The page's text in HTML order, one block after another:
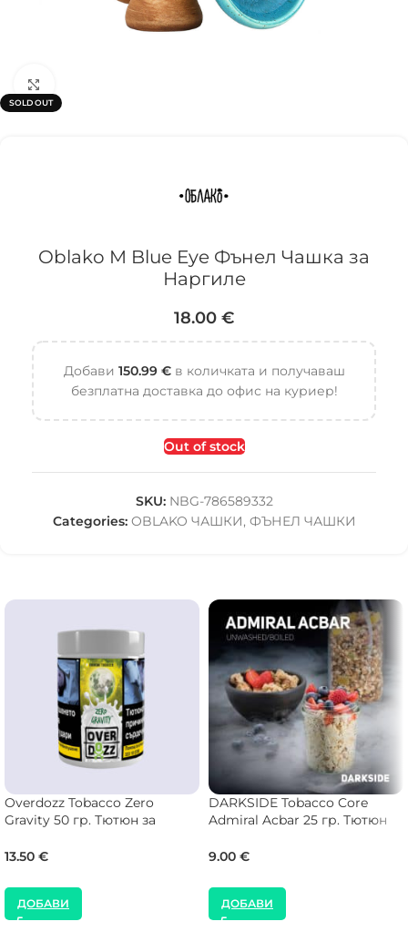
SOLD OUT
Oblako M Blue Еye Фънел Чашка за
Наргиле
18.00 €
Добави 150.99 €в количката и получаваш
безплатна доставка до офис на куриер!
Out of stock
SKU: NBG-786589332
Categories: OBLAKO ЧАШКИ, ФЪНЕЛ ЧАШКИ
Overdozz Tobacco Zero
Gravity 50 гр. Тютюн за
13.50 €
ДОБАВИ
DARKSIDE Tobacco Core
Admiral Acbar 25 гр. Тютюн
9.00 €
ДОБАВИ